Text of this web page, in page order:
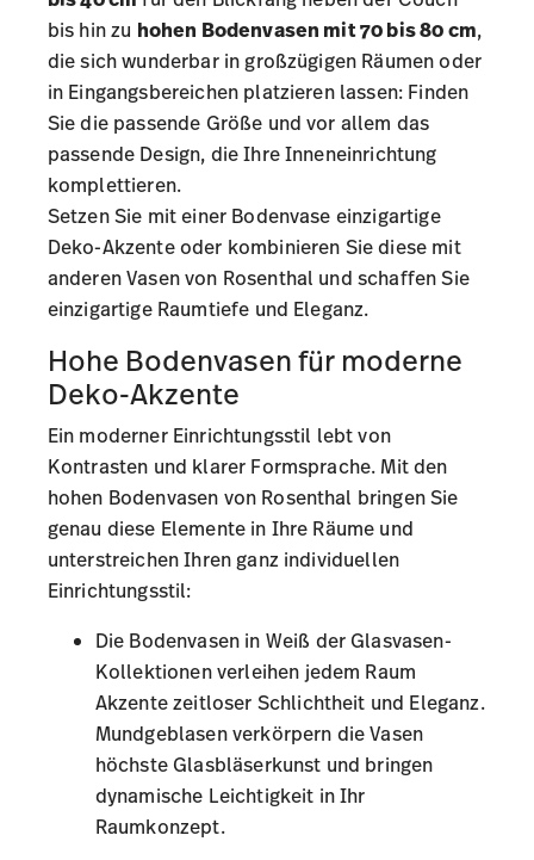
bis hin zu hohen Bodenvasen mit 70 bis 80 cm,
die sich wunderbar in großzügigen Räumen oder
in Eingangsbereichen platzieren lassen: Finden
Sie die passende Größe und vor allem das
passende Design, die Ihre Inneneinrichtung
komplettieren.
Setzen Sie mit einer Bodenvase einzigartige
Deko-Akzente oder kombinieren Sie diese mit
anderenVasen von Rosenthal und schaffen Sie
einzigartige Raumtiefe und Eleganz.
Hohe Bodenvasen für moderne
Deko-Akzente
Ein moderner Einrichtungsstil lebt von
Kontrasten und klarer Formsprache. Mit den
hohen Bodenvasen von Rosenthal bringen Sie
genau diese Elemente in Ihre Räume und
unterstreichen Ihren ganz individuellen
Einrichtungsstil:
Die Bodenvasen in Weiß der Glasvasen-
Kollektionenverleihen jedem Raum
Akzente zeitloser Schlichtheit und Eleganz.
Mundgeblasen verkörpern die Vasen
höchste Glasbläserkunst und bringen
dynamische Leichtigkeit in Ihr
Raumkonzept.